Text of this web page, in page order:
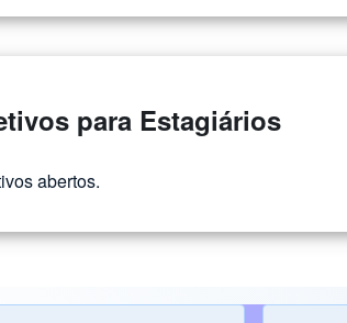
para Estagiários
abertos.